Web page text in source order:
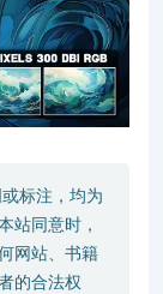
标注，均为
站同意时，
网站、书籍
的合法权